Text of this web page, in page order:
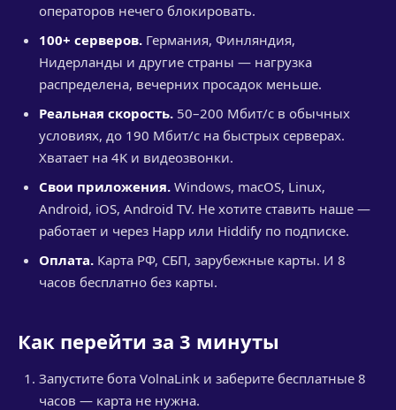
операторов нечего блокировать.
100+ серверов. Германия, Финляндия,
Нидерланды и другие страны — нагрузка
распределена, вечерних просадок меньше.
Реальная скорость. 50–200 Мбит/с в обычных
условиях, до 190 Мбит/с на быстрых серверах.
Хватает на 4K и видеозвонки.
Свои приложения. Windows, macOS, Linux,
Android, iOS, Android TV. Не хотите ставить наше —
работает и через Happ или Hiddify по подписке.
Оплата. Карта РФ, СБП, зарубежные карты. И 8
часов бесплатно без карты.
Как перейти за 3 минуты
Запустите бота VolnaLink и заберите бесплатные 8
часов — карта не нужна.